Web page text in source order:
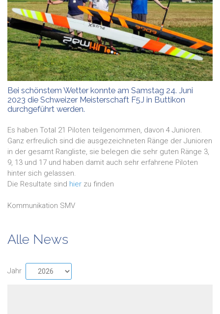
Bei schönstem Wetter konnte am Samstag 24. Juni
2023 die Schweizer Meisterschaft F5J in Buttikon
durchgeführt werden.
Es haben Total 21 Piloten teilgenommen, davon 4 Junioren.
Ganz erfreulich sind die ausgezeichneten Ränge der Junioren
in der gesamt Rangliste, sie belegen die sehr guten Ränge 3,
9, 13 und 17 und haben damit auch sehr erfahrene Piloten
hinter sich gelassen.
Die Resultate sind hier zu finden
Kommunikation SMV
Alle News
Jahr